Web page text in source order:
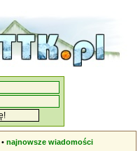
•najnowsze wiadomości